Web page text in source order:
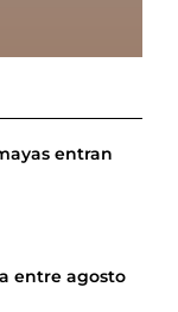
entran
entre agosto